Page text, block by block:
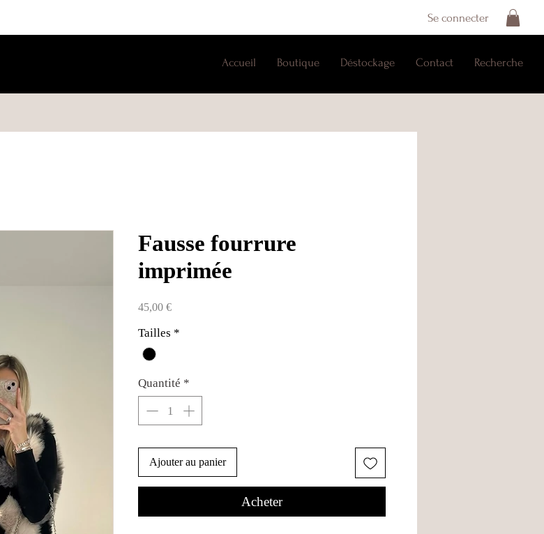
Se connecter
Accueil Boutique Déstockage Contact Recherche
Fausse fourrure
imprimée
45,00 €Prix
Tailles *
Quantité *
Ajouter au panier
Acheter